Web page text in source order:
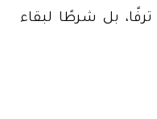
بل شرطًا لبقاء